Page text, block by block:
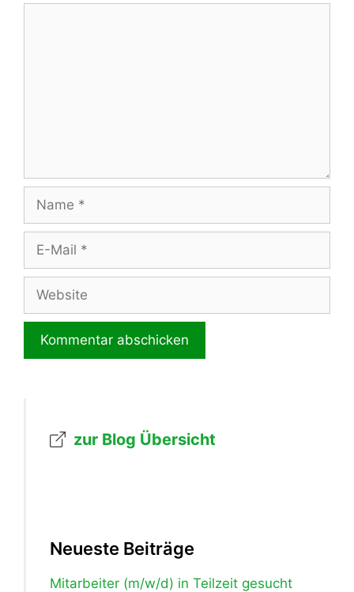
Mail
zur Blog Übersicht
Neueste Beiträge
Mitarbeiter (m/w/d) in Teilzeit gesucht